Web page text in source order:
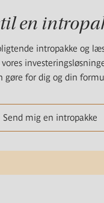
en
intropakke og
gøre for dig og din
Send mig en intropakke